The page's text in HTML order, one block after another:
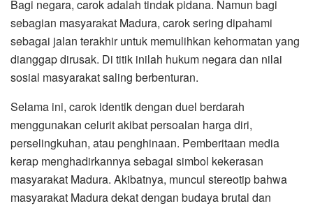
Bagi negara, carok adalah tindak pidana. Namun bagi
sebagian masyarakat Madura, carok sering dipahami
sebagai jalan terakhir untuk memulihkan kehormatan yang
dianggap dirusak. Di titik inilah hukum negara dan nilai
sosial masyarakat saling berbenturan.
Selama ini, carok identik dengan duel berdarah
menggunakan celurit akibat persoalan harga diri,
perselingkuhan, atau penghinaan. Pemberitaan media
kerap menghadirkannya sebagai simbol kekerasan
masyarakat Madura. Akibatnya, muncul stereotip bahwa
masyarakat Madura dekat dengan budaya brutal dan